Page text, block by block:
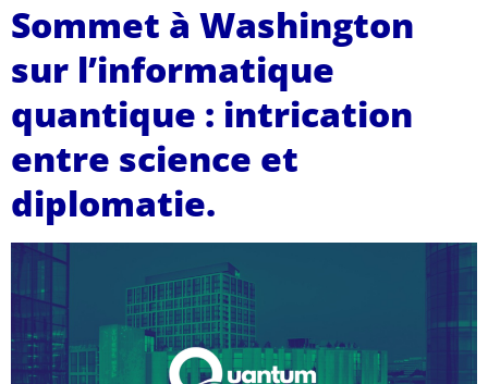
Sommet à Washington
sur l’informatique
quantique : intrication
entre science et
diplomatie.